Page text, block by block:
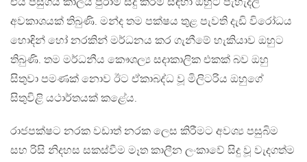
අවකාශයක් තිබුණි. මන්ද තම පක්ෂය තුළ පැවති දැඩි විරෝධය
හොඳින් හෝ නරකින් මර්ධනය කර ගැනීමේ හැකියාව ඔහුට
තිබුණි. තම මර්ධනීය කෞශල්‍ය සදාකාලික එකක් බව ඔහු
සිතුවා පමණක් නොව ඊට ඒකාබද්ධ වූ මිලිටරිය ඔහුගේ
සිතුවිළි යථාර්තයක් කළේය.
රාජපක්ෂට නරක වඩාත් නරක ලෙස කිරීමට අවශ්‍ය පසුබිම
සහ රිසි නිදහස සකස්වීම මෑත කාලීන ලංකාවේ සිදු වූ වැදගත්ම